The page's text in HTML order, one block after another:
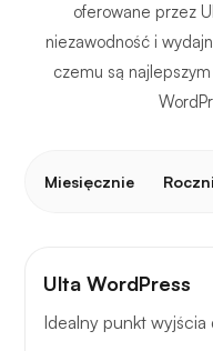
oferowane przez
niezawodność i
czemu są
Miesięcznie
Ulta WordPress
Idealny punkt